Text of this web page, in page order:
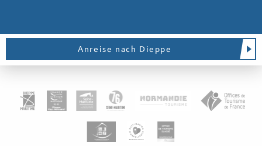
Anreise nach Dieppe